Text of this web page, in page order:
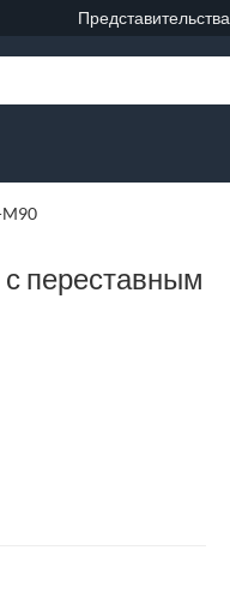
Представительства
M90
с переставным